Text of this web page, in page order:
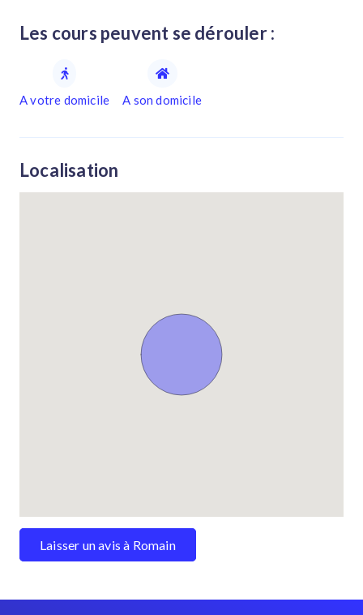
Les cours peuvent se dérouler :
A votre domicile A son domicile
Localisation
Laisser un avis à Romain